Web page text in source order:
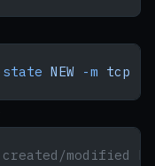
NEW -m tcp
created/modified